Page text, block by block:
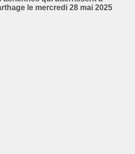
le mercredi 28 mai 2025